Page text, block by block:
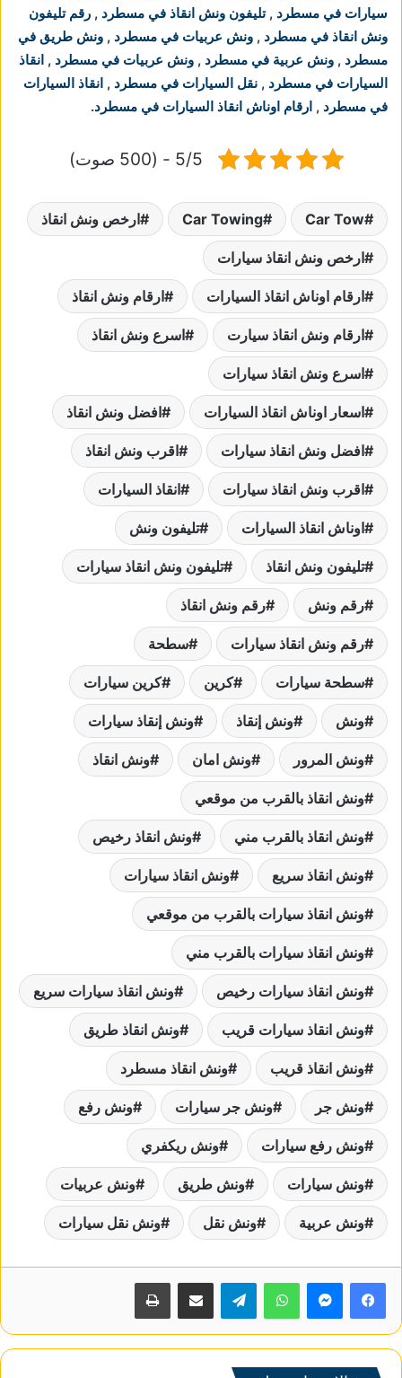
سيارات في مسطرد ,تليفون ونش انقاذ في مسطرد , رقم تليفون
ونش انقاذ في مسطرد , ونش عربيات في مسطرد , ونش طريق في
مسطرد , ونش عربية في مسطرد , ونش عربيات في مسطرد , انقاذ
السيارات في مسطرد , نقل السيارات في مسطرد , انقاذ السيارات
في مسطرد , ارقام اوناش انقاذ السيارات في مسطرد.
5/5 - (500 صوت)
Car Tow
Car Towing ارخص ونش انقاذ
ارخص ونش انقاذ سيارات
ارقام اوناش انقاذ السيارات ارقام ونش انقاذ
ارقام ونش انقاذ سيارت اسرع ونش انقاذ
اسرع ونش انقاذ سيارات
اسعار اوناش انقاذ السيارات افضل ونش انقاذ
افضل ونش انقاذ سيارات اقرب ونش انقاذ
اقرب ونش انقاذ سيارات انقاذ السيارات
اوناش انقاذ السيارات تليفون ونش
تليفون ونش انقاذ تليفون ونش انقاذ سيارات
رقم ونش رقم ونش انقاذ
رقم ونش انقاذ سيارات سطحة
سطحة سيارات كرين كرين سيارات
ونش ونش إنقاذ ونش إنقاذ سيارات
ونش المرور ونش امان ونش انقاذ
ونش انقاذ بالقرب من موقعي
ونش انقاذ بالقرب مني ونش انقاذ رخيص
ونش انقاذ سريع ونش انقاذ سيارات
ونش انقاذ سيارات بالقرب من موقعي
ونش انقاذ سيارات بالقرب مني
ونش انقاذ سيارات رخيص ونش انقاذ سيارات سريع
ونش انقاذ سيارات قريب ونش انقاذ طريق
ونش انقاذ قريب ونش انقاذ مسطرد
ونش جر ونش جر سيارات ونش رفع
ونش رفع سيارات ونش ريكفري
ونش سيارات ونش طريق ونش عربيات
ونش عربية ونش نقل ونش نقل سيارات
واتساب